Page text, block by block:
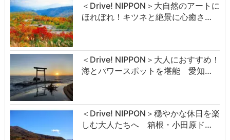
＜Drive! NIPPON＞大自然のアートに
ほれぼれ！キツネと絶景に心癒さ…
＜Drive! NIPPON＞大人におすすめ！
海とパワースポットを堪能 愛知…
＜Drive! NIPPON＞穏やかな休日を楽
しむ大人たちへ 箱根・小田原ド…